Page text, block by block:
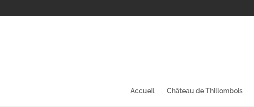
Accueil Château de Thillombois